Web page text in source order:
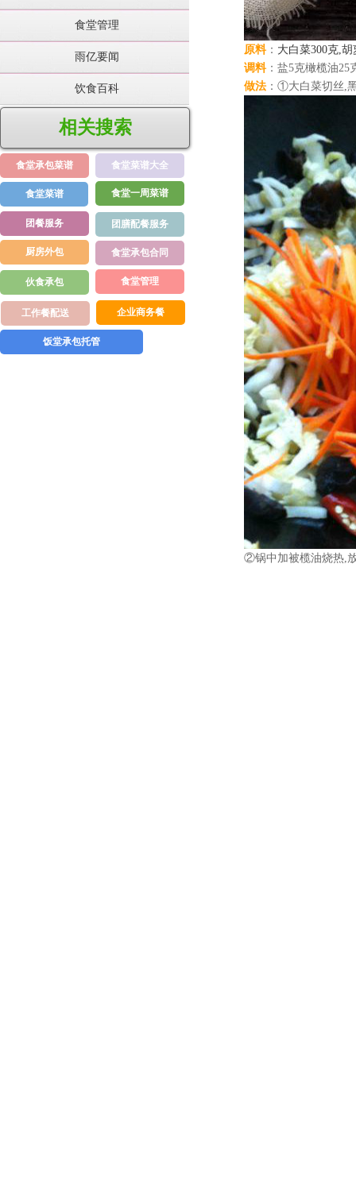
原料： 大白菜300克,
调料：盐5克橄榄油25
做法 ：①大白菜切丝,
②锅中加被榄油烧热,
食堂管理
雨亿要闻
饮食百科
相关搜索
食堂菜谱大全
食堂承包菜谱
食堂一周菜谱
食堂菜谱
团餐服务 团膳配餐服务
厨房外包 食堂承包合同
食堂管理
伙食承包
企业商务餐
工作餐配送
饭堂承包托管